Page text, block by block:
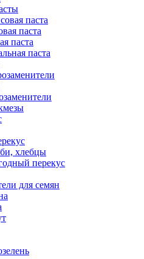
паста
паста
паста
паста
хлебцы
перекус
для семян